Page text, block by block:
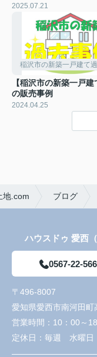
2025.07.21
稲沢市の新築一戸建て
【稲沢市の新築一戸
の販売事例
2024.04.25
地.com ブログ
ハウスドゥ 愛西
0567-22-
〒496-8007
愛知県愛西市南河田町
営業時間： 10：00～
定休日： 毎週 水曜日